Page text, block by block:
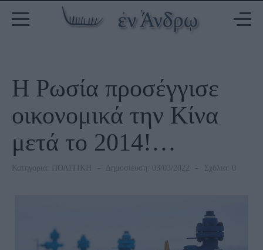
Η Ρωσία προσέγγισε
οικονομικά την Κίνα
μετά το 2014!…
Κατηγορία: ΠΟΛΙΤΙΚΗ Δημοσίευση: 03/03/2022 Σχόλια: 0